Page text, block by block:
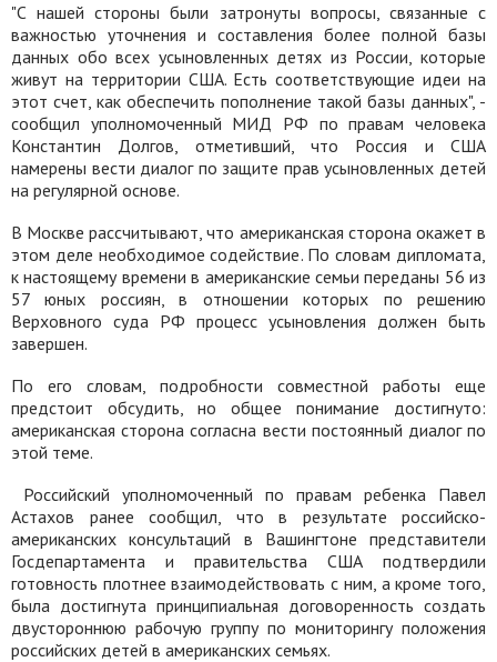
"С нашей стороны были затронуты вопросы, связанные с
важностью уточнения и составления более полной базы
данных обо всех усыновленных детях из России, которые
живут на территории США. Есть соответствующие идеи на
этот счет, как обеспечить пополнение такой базы данных", -
сообщил уполномоченный МИД РФ по правам человека
Константин Долгов, отметивший, что Россия и США
намерены вести диалог по защите прав усыновленных детей
на регулярной основе.
В Москве рассчитывают, что американская сторона окажет в
этом деле необходимое содействие. По словам дипломата,
к настоящему времени в американские семьи переданы 56 из
57 юных россиян, в отношении которых по решению
Верховного суда РФ процесс усыновления должен быть
завершен.
По его словам, подробности совместной работы еще
предстоит обсудить, но общее понимание достигнуто:
американская сторона согласна вести постоянный диалог по
этой теме.
Российский уполномоченный по правам ребенка Павел
Астахов ранее сообщил, что в результате российско-
американских консультаций в Вашингтоне представители
Госдепартамента и правительства США подтвердили
готовность плотнее взаимодействовать с ним, а кроме того,
была достигнута принципиальная договоренность создать
двустороннюю рабочую группу по мониторингу положения
российских детей в американских семьях.